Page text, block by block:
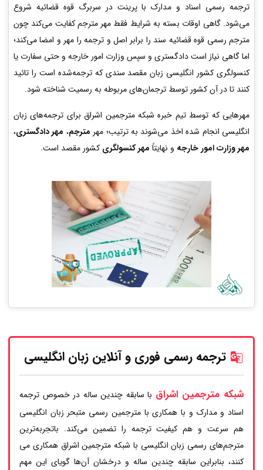
ترجمه رسمی اسناد و مدارک با پرینت در سربرگ قوه قضائیه شروع
می‌شود. گاهی اوقات بسته به شرایط فقط مهر مترجم کفایت می‌کند چون
مترجم رسمی قوه قضائیه سند را برابر اصل و ترجمه را مهر و امضا می‌کند؛
اما گاهی نیاز است دادگستری و سپس وزارت امور خارجه و حتی سفارت یا
کنسولگری کشور انگلیسی زبان مقصد سندی که ترجمه‌شده است را تائید
کنند تا در آن کشور توسط ترجمان‌های مربوطه به رسمیت شناخته شود.
مهرهایی که توسط تیم خبره شبکه مترجمین اشراق برای ترجمه‌های زبان
انگلیسی انجام شده اخذ می‌شوند به ترتیب؛ مهر مترجم، مهر دادگستری،
مهر وزارت امور خارجه و نهایتاً مهر کنسولگری کشور مقصد است.
ترجمه رسمی فوری و آنلاین زبان انگلیسی
شبکه مترجمین اشراق با سابقه چندین ساله در خصوص ترجمه
اسناد و مدارک و با همکاری با مترجمین رسمی متبحر زبان انگلیسی
هم سرعت و هم کیفیت ترجمه را تضمین می‌کند. باتجربه‌ترین
مترجم‌های رسمی زبان انگلیسی با شبکه مترجمین اشراق همکاری می
کنند، بنابراین سابقه چندین ساله و درخشان آن‌ها گویای این مهم